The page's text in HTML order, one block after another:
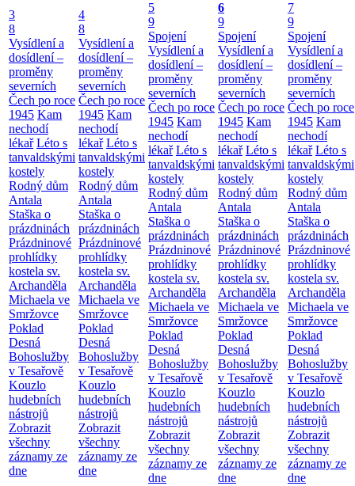
3
8
Vysídlení a
dosídlení –
proměny
severních
Čech po roce
1945 Kam
nechodí
lékař Léto s
tanvaldskými
kostely
Rodný dům
Antala
Staška o
prázdninách
Prázdninové
prohlídky
kostela sv.
Archanděla
Michaela ve
Smržovce
Poklad
Desná
Bohoslužby
v Tesařově
Kouzlo
hudebních
nástrojů
Zobrazit
všechny
záznamy ze
dne
4
8
Vysídlení a
dosídlení –
proměny
severních
Čech po roce
1945 Kam
nechodí
lékař Léto s
tanvaldskými
kostely
Rodný dům
Antala
Staška o
prázdninách
Prázdninové
prohlídky
kostela sv.
Archanděla
Michaela ve
Smržovce
Poklad
Desná
Bohoslužby
v Tesařově
Kouzlo
hudebních
nástrojů
Zobrazit
všechny
záznamy ze
dne
5
9
Spojení
Vysídlení a
dosídlení –
proměny
severních
Čech po roce
1945 Kam
nechodí
lékař Léto s
tanvaldskými
kostely
Rodný dům
Antala
Staška o
prázdninách
Prázdninové
prohlídky
kostela sv.
Archanděla
Michaela ve
Smržovce
Poklad
Desná
Bohoslužby
v Tesařově
Kouzlo
hudebních
nástrojů
Zobrazit
všechny
záznamy ze
dne
6
9
Spojení
Vysídlení a
dosídlení –
proměny
severních
Čech po roce
1945 Kam
nechodí
lékař Léto s
tanvaldskými
kostely
Rodný dům
Antala
Staška o
prázdninách
Prázdninové
prohlídky
kostela sv.
Archanděla
Michaela ve
Smržovce
Poklad
Desná
Bohoslužby
v Tesařově
Kouzlo
hudebních
nástrojů
Zobrazit
všechny
záznamy ze
dne
7
9
Spojení
Vysídlení a
dosídlení –
proměny
severních
Čech po roce
1945 Kam
nechodí
lékař Léto s
tanvaldskými
kostely
Rodný dům
Antala
Staška o
prázdninách
Prázdninové
prohlídky
kostela sv.
Archanděla
Michaela ve
Smržovce
Poklad
Desná
Bohoslužby
v Tesařově
Kouzlo
hudebních
nástrojů
Zobrazit
všechny
záznamy ze
dne